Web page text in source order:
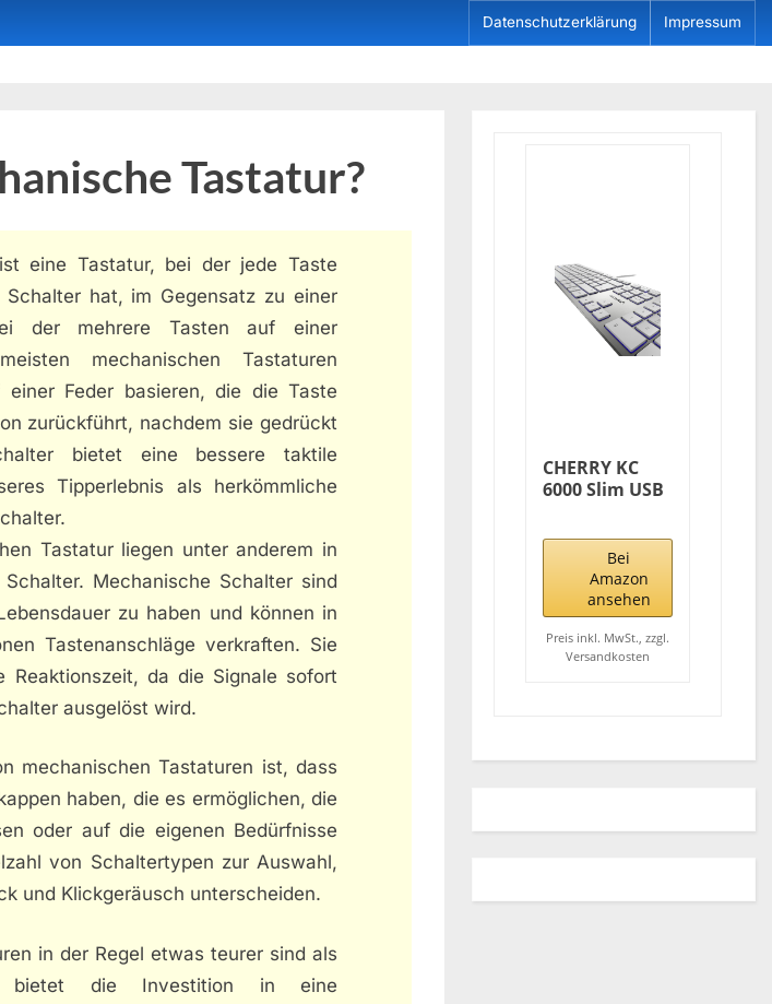
Datenschutzerklärung Impressum
Tastatur?
ist eine Tastatur, bei der jede Taste
hat, im Gegensatz zu einer
der mehrere Tasten auf einer
mechanischen Tastaturen
Feder basieren, die die Taste
zurückführt, nachdem sie gedrückt
bietet eine bessere taktile
Tipperlebnis als herkömmliche
Tastatur liegen unter anderem in
Mechanische Schalter sind
zu haben und können in
Tastenanschläge verkraften. Sie
Reaktionszeit, da die Signale sofort
ausgelöst wird.
mechanischen Tastaturen ist, dass
haben, die es ermöglichen, die
oder auf die eigenen Bedürfnisse
von Schaltertypen zur Auswahl,
und Klickgeräusch unterscheiden.
in der Regel etwas teurer sind als
bietet die Investition in eine
CHERRY KC
6000 Slim USB
silber
Bei
Amazon
ansehen
Preis inkl. MwSt., zzgl.
Versandkosten